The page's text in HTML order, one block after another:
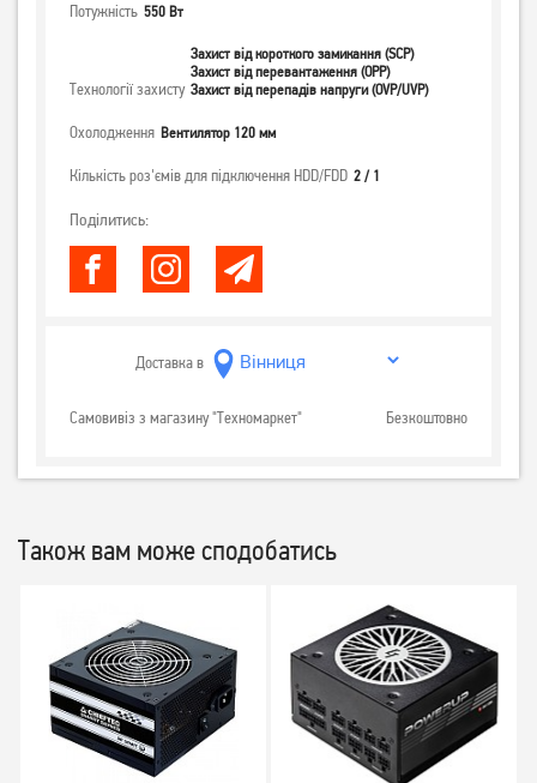
Потужність 550 Вт
Технології захисту
Захист від короткого замикання (SCP)
Захист від перевантаження (OPP)
Захист від перепадів напруги (OVP/UVP)
Охолодження Вентилятор 120 мм
Кількість роз'ємів для підключення HDD/FDD 2 / 1
Поділитись:
Доставка в
Самовивіз з магазину "Техномаркет" Безкоштовно
Також вам може сподобатись